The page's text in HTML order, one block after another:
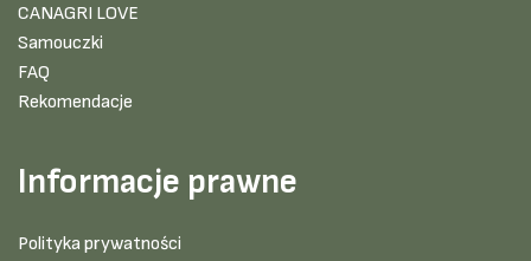
CANAGRI LOVE
Samouczki
FAQ
Rekomendacje
Informacje prawne
Polityka prywatności